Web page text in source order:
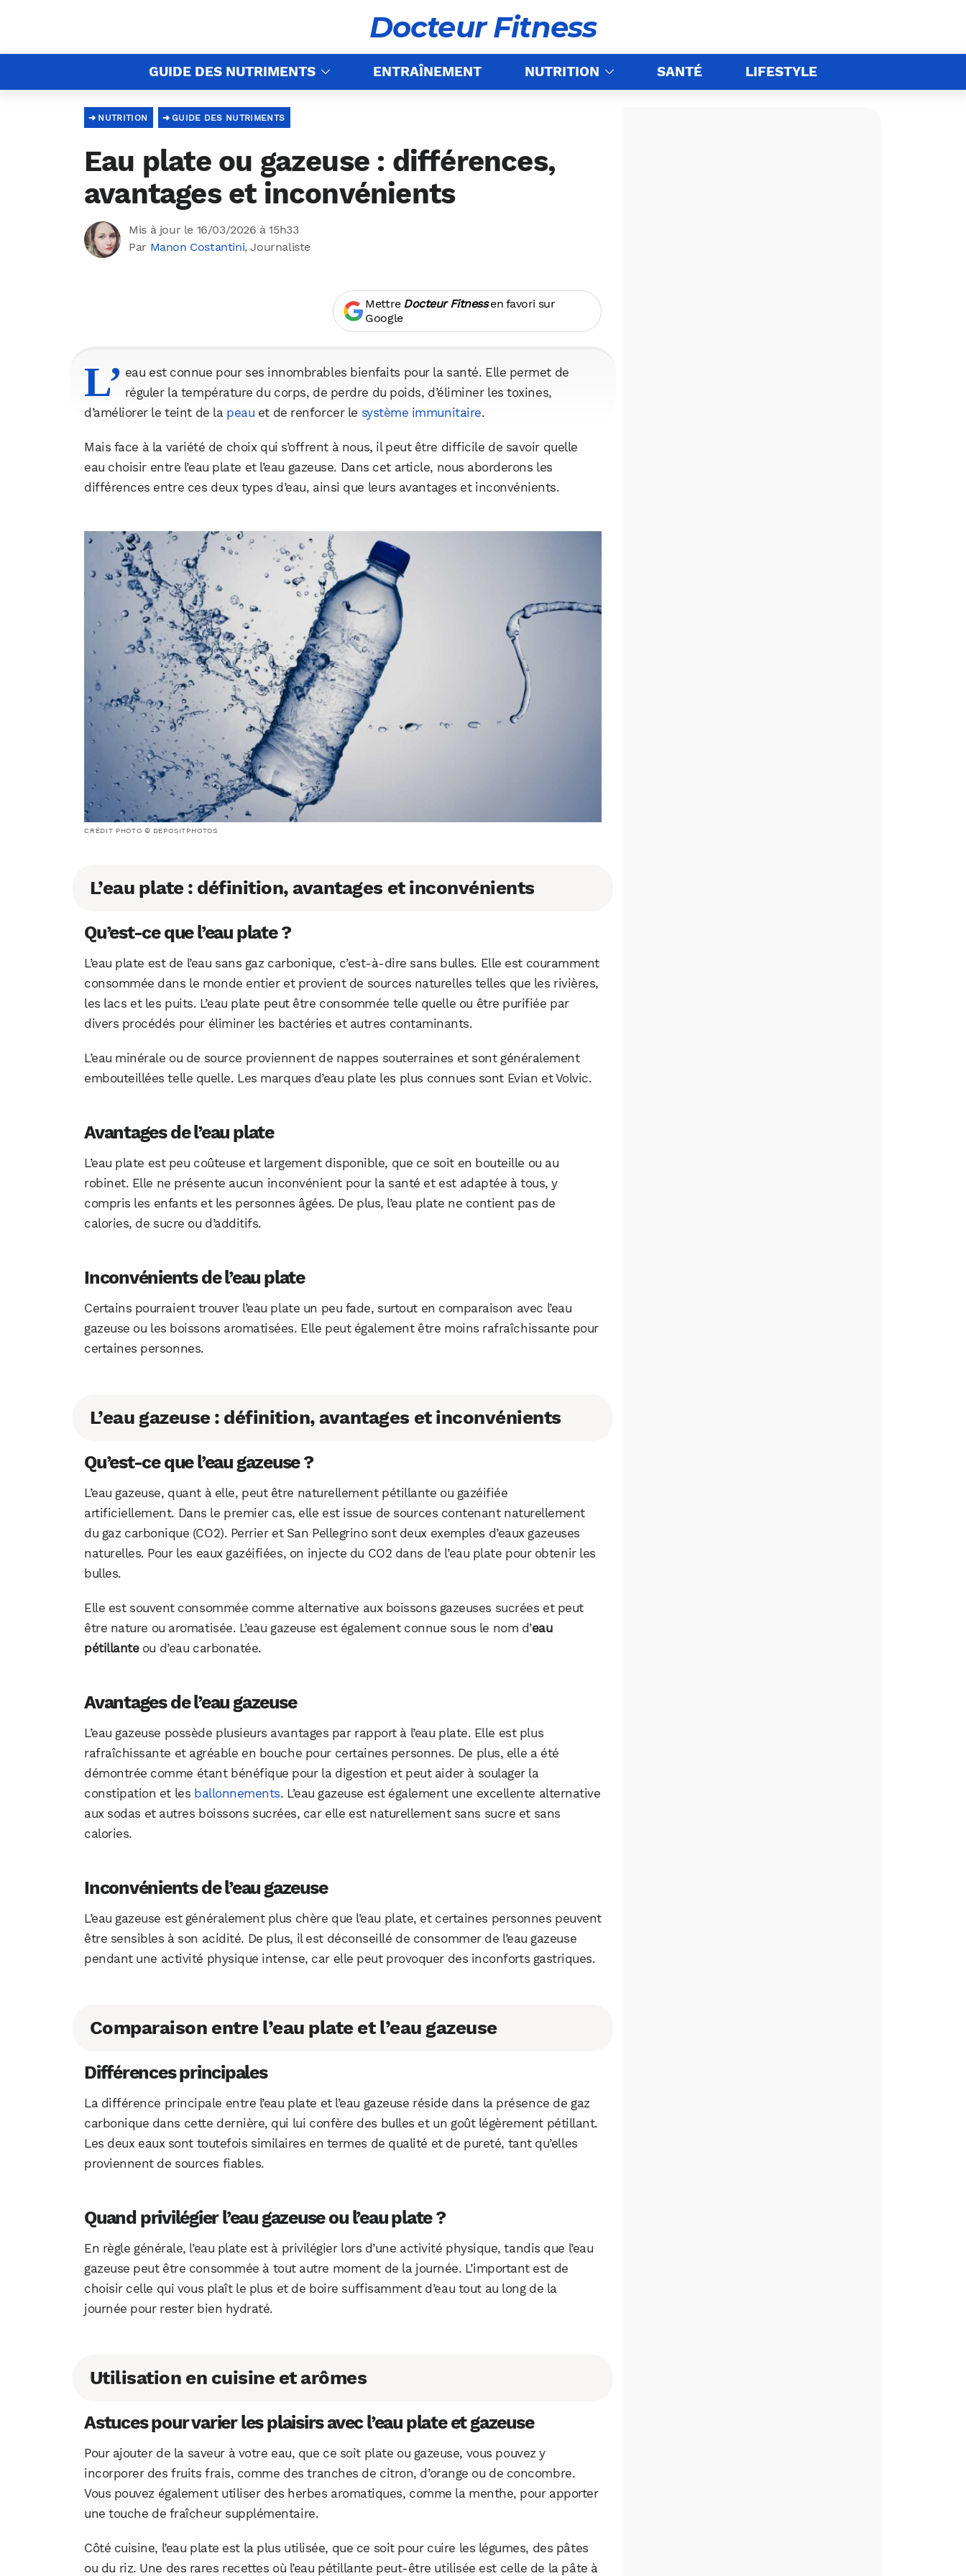
Docteur Fitness
GUIDE DES NUTRIMENTS ENTRAÎNEMENT NUTRITION SANTÉ LIFESTYLE
GUIDE DES NUTRIMENTS
NUTRITION
Eau plate ou gazeuse : différences,
avantages et inconvénients
Mis à jour le 16/03/2026 à 15h33
Par Manon Costantini, Journaliste
Mettre Docteur Fitnessen favori sur
Google
L’ eau est connue pour ses innombrables bienfaits pour la santé. Elle permet de
réguler la température du corps, de perdre du poids, d’éliminer les toxines,
d’améliorer le teint de la peau et de renforcer le système immunitaire.
Mais face à la variété de choix qui s’offrent à nous, il peut être difficile de savoir quelle
eau choisir entre l’eau plate et l’eau gazeuse. Dans cet article, nous aborderons les
différences entre ces deux types d’eau, ainsi que leurs avantages et inconvénients.
CRÉDIT PHOTO © DEPOSITPHOTOS
L’eau plate : définition, avantages et inconvénients
Qu’est-ce que l’eau plate ?
L’eau plate est de l’eau sans gaz carbonique, c’est-à-dire sans bulles. Elle est couramment
consommée dans le monde entier et provient de sources naturelles telles que les rivières,
les lacs et les puits. L’eau plate peut être consommée telle quelle ou être purifiée par
divers procédés pour éliminer les bactéries et autres contaminants.
L’eau minérale ou de source proviennent de nappes souterraines et sont généralement
embouteillées telle quelle. Les marques d’eau plate les plus connues sont Evian et Volvic.
Avantages de l’eau plate
L’eau plate est peu coûteuse et largement disponible, que ce soit en bouteille ou au
robinet. Elle ne présente aucun inconvénient pour la santé et est adaptée à tous, y
compris les enfants et les personnes âgées. De plus, l’eau plate ne contient pas de
calories, de sucre ou d’additifs.
Inconvénients de l’eau plate
Certains pourraient trouver l’eau plate un peu fade, surtout en comparaison avec l’eau
gazeuse ou les boissons aromatisées. Elle peut également être moins rafraîchissante pour
certaines personnes.
L’eau gazeuse : définition, avantages et inconvénients
Qu’est-ce que l’eau gazeuse ?
L’eau gazeuse, quant à elle, peut être naturellement pétillante ou gazéifiée
artificiellement. Dans le premier cas, elle est issue de sources contenant naturellement
du gaz carbonique (CO2). Perrier et San Pellegrino sont deux exemples d’eaux gazeuses
naturelles. Pour les eaux gazéifiées, on injecte du CO2 dans de l’eau plate pour obtenir les
bulles.
Elle est souvent consommée comme alternative aux boissons gazeuses sucrées et peut
être nature ou aromatisée. L’eau gazeuse est également connue sous le nom d’eau
pétillanteou d’eau carbonatée.
Avantages de l’eau gazeuse
L’eau gazeuse possède plusieurs avantages par rapport à l’eau plate. Elle est plus
rafraîchissante et agréable en bouche pour certaines personnes. De plus, elle a été
démontrée comme étant bénéfique pour la digestion et peut aider à soulager la
constipation et les ballonnements. L’eau gazeuse est également une excellente alternative
aux sodas et autres boissons sucrées, car elle est naturellement sans sucre et sans
calories.
Inconvénients de l’eau gazeuse
L’eau gazeuse est généralement plus chère que l’eau plate, et certaines personnes peuvent
être sensibles à son acidité. De plus, il est déconseillé de consommer de l’eau gazeuse
pendant une activité physique intense, car elle peut provoquer des inconforts gastriques.
Comparaison entre l’eau plate et l’eau gazeuse
Différences principales
La différence principale entre l’eau plate et l’eau gazeuse réside dans la présence de gaz
carbonique dans cette dernière, qui lui confère des bulles et un goût légèrement pétillant.
Les deux eaux sont toutefois similaires en termes de qualité et de pureté, tant qu’elles
proviennent de sources fiables.
Quand privilégier l’eau gazeuse ou l’eau plate ?
En règle générale, l’eau plate est à privilégier lors d’une activité physique, tandis que l’eau
gazeuse peut être consommée à tout autre moment de la journée. L’important est de
choisir celle qui vous plaît le plus et de boire suffisamment d’eau tout au long de la
journée pour rester bien hydraté.
Utilisation en cuisine et arômes
Astuces pour varier les plaisirs avec l’eau plate et gazeuse
Pour ajouter de la saveur à votre eau, que ce soit plate ou gazeuse, vous pouvez y
incorporer des fruits frais, comme des tranches de citron, d’orange ou de concombre.
Vous pouvez également utiliser des herbes aromatiques, comme la menthe, pour apporter
une touche de fraîcheur supplémentaire.
Côté cuisine, l’eau plate est la plus utilisée, que ce soit pour cuire les légumes, des pâtes
ou du riz. Une des rares recettes où l’eau pétillante peut-être utilisée est celle de la pâte à
WhatsApp Telegram Email
Facebook X LinkedIn